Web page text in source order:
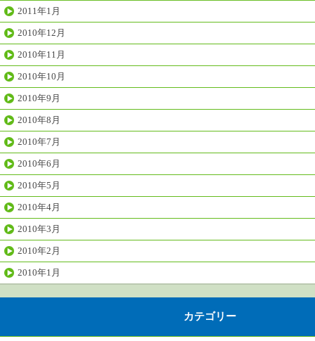
2011年1月
2010年12月
2010年11月
2010年10月
2010年9月
2010年8月
2010年7月
2010年6月
2010年5月
2010年4月
2010年3月
2010年2月
2010年1月
カテゴリー